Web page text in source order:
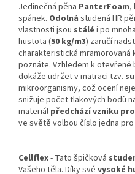
Jedinečná pěna PanterFoam,
spánek. Odolná studená HR
vlastnosti jsou stálé i po
hustota (50 kg/m3) zaručí
charakteristická mramorovaná
poznáte. Vzhledem k
dokáže udržet v matraci tzv.
mikroorganismy, což ocení
snižuje počet tlakových bodů
materiál předchází vzniku
ve světě volbou číslo jedna pro
Cellflex- Tato špičková
Vašeho těla. Díky své vysoké